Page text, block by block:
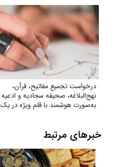
درخواست تجمیع مفاتیح، قرآن،
نهج‌البلاغه، صحیفه سجادیه و ادعیه
به‌صورت هوشمند با قلم ویژه در یک
خبرهای مرتبط